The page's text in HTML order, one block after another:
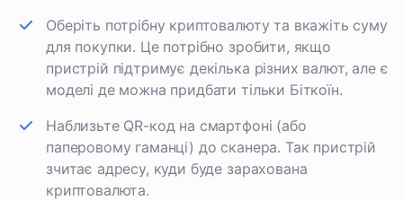
Оберіть потрібну криптовалюту та вкажіть суму
для покупки. Це потрібно зробити, якщо
пристрій підтримує декілька різних валют, але є
моделі де можна придбати тільки Біткоїн.
Наблизьте QR-код на смартфоні (або
паперовому гаманці) до сканера. Так пристрій
зчитає адресу, куди буде зарахована
криптовалюта.